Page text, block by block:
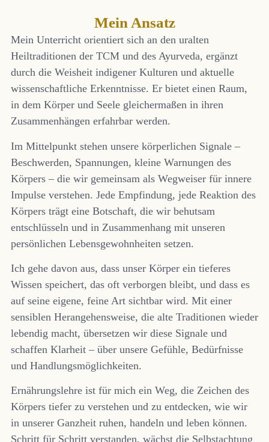
Mein Ansatz
Mein Unterricht orientiert sich an den uralten
Heiltraditionen der TCM und des Ayurveda, ergänzt
durch die Weisheit indigener Kulturen und aktuelle
wissenschaftliche Erkenntnisse. Er bietet einen Raum,
in dem Körper und Seele gleichermaßen in ihren
Zusammenhängen erfahrbar werden.
Im Mittelpunkt stehen unsere körperlichen Signale –
Beschwerden, Spannungen, kleine Warnungen des
Körpers – die wir gemeinsam als Wegweiser für innere
Impulse verstehen. Jede Empfindung, jede Reaktion des
Körpers trägt eine Botschaft, die wir behutsam
entschlüsseln und in Zusammenhang mit unseren
persönlichen Lebensgewohnheiten setzen.
Ich gehe davon aus, dass unser Körper ein tieferes
Wissen speichert, das oft verborgen bleibt, und dass es
auf seine eigene, feine Art sichtbar wird. Mit einer
sensiblen Herangehensweise, die alte Traditionen wieder
lebendig macht, übersetzen wir diese Signale und
schaffen Klarheit – über unsere Gefühle, Bedürfnisse
und Handlungsmöglichkeiten.
Ernährungslehre ist für mich ein Weg, die Zeichen des
Körpers tiefer zu verstehen und zu entdecken, wie wir
in unserer Ganzheit ruhen, handeln und leben können.
Schritt für Schritt verstanden, wächst die Selbstachtung